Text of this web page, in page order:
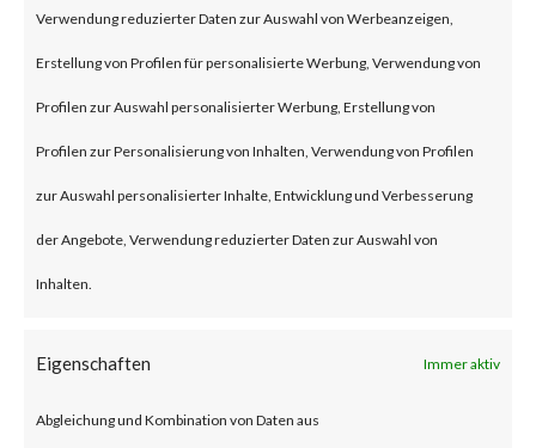
Verwendung reduzierter Daten zur Auswahl von Werbeanzeigen,
Erstellung von Profilen für personalisierte Werbung, Verwendung von
Profilen zur Auswahl personalisierter Werbung, Erstellung von
Profilen zur Personalisierung von Inhalten, Verwendung von Profilen
zur Auswahl personalisierter Inhalte, Entwicklung und Verbesserung
der Angebote, Verwendung reduzierter Daten zur Auswahl von
Inhalten.
Eigenschaften Immer aktiv
Abgleichung und Kombination von Daten aus
This is significant because
attackers have reportedly
started to exploit CVE-2023-
1389 in real time attacks.
Furthermore, proof-of-concept
(PoC) code is publicly available,
that the Mirai malware was
deployed to vulnerable TP-Link